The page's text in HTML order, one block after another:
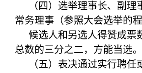
（四）选举理事长、副理
常务理事（参照大会选举的程
候选人和另选人得赞成票
总数的三分之二，方能当选。
（五）表决通过实行聘任